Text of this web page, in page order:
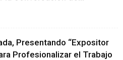
Presentando “Expositor
Profesionalizar el Trabajo